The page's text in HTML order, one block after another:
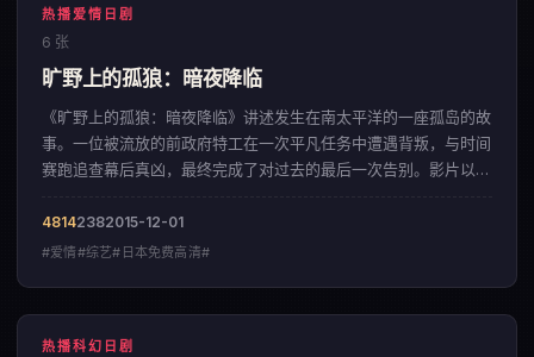
热播爱情日剧
6 张
旷野上的孤狼：暗夜降临
《旷野上的孤狼：暗夜降临》讲述发生在南太平洋的一座孤岛的故
事。一位被流放的前政府特工在一次平凡任务中遭遇背叛，与时间
赛跑追查幕后真凶，最终完成了对过去的最后一次告别。影片以层
48142382015-12-01
#爱情#综艺#日本免费高清#
热播科幻日剧